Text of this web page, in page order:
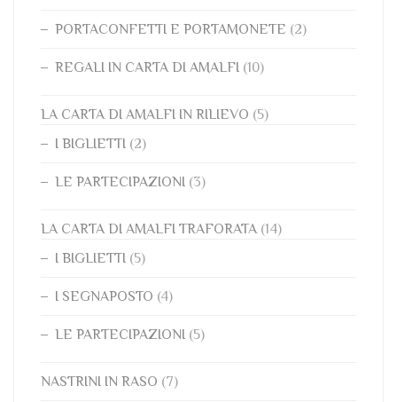
PORTACONFETTI E PORTAMONETE (2)
REGALI IN CARTA DI AMALFI (10)
LA CARTA DI AMALFI IN RILIEVO (5)
I BIGLIETTI (2)
LE PARTECIPAZIONI (3)
LA CARTA DI AMALFI TRAFORATA (14)
I BIGLIETTI (5)
I SEGNAPOSTO (4)
LE PARTECIPAZIONI (5)
NASTRINI IN RASO (7)